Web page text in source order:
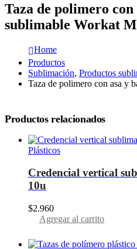
Taza de polimero con
sublimable Workat
Home
Productos
Sublimación, Productos
Taza de polimero con asa y
Productos relacionados
Plásticos
Credencial vertical
10u
$2.960
Agregar al carrito